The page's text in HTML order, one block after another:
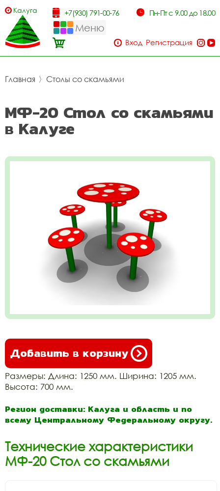
Калуга +7(930) 791-00-76 Пн-Пт с 9.00 до 18.00
Меню
Вход Регистрация
Главная 〉 Столы со скамьями
МФ-20 Стол со скамьями
в Калуге
Добавить в корзину
Размеры: Длина: 1250 мм. Ширина: 1205 мм.
Высота: 700 мм.
Регион доставки: Калуга и область и по
всему Центральному Федеральному округу.
Технические характеристики
МФ-20 Стол со скамьями